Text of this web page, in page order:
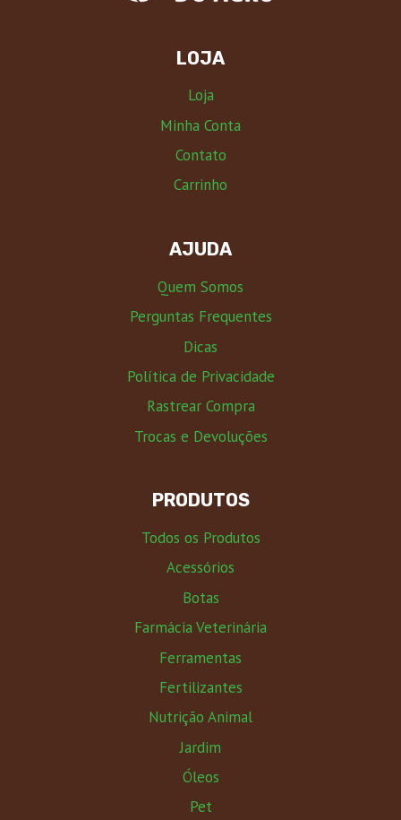
LOJA
Loja
Minha Conta
Contato
Carrinho
AJUDA
Quem Somos
Perguntas Frequentes
Dicas
Política de Privacidade
Rastrear Compra
Trocas e Devoluções
PRODUTOS
Todos os Produtos
Acessórios
Botas
Farmácia Veterinária
Ferramentas
Fertilizantes
Nutrição Animal
Jardim
Óleos
Pet